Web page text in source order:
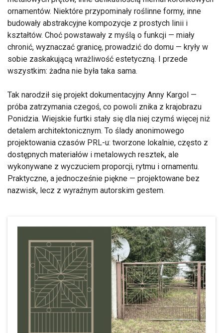
ornamentów. Niektóre przypominały roślinne formy, inne
budowały abstrakcyjne kompozycje z prostych linii i
kształtów. Choć powstawały z myślą o funkcji — miały
chronić, wyznaczać granicę, prowadzić do domu — kryły w
sobie zaskakującą wrażliwość estetyczną. I przede
wszystkim: żadna nie była taka sama.
Tak narodził się projekt dokumentacyjny Anny Kargol —
próba zatrzymania czegoś, co powoli znika z krajobrazu
Ponidzia. Wiejskie furtki stały się dla niej czymś więcej niż
detalem architektonicznym. To ślady anonimowego
projektowania czasów PRL-u: tworzone lokalnie, często z
dostępnych materiałów i metalowych resztek, ale
wykonywane z wyczuciem proporcji, rytmu i ornamentu.
Praktyczne, a jednocześnie piękne — projektowane bez
nazwisk, lecz z wyraźnym autorskim gestem.